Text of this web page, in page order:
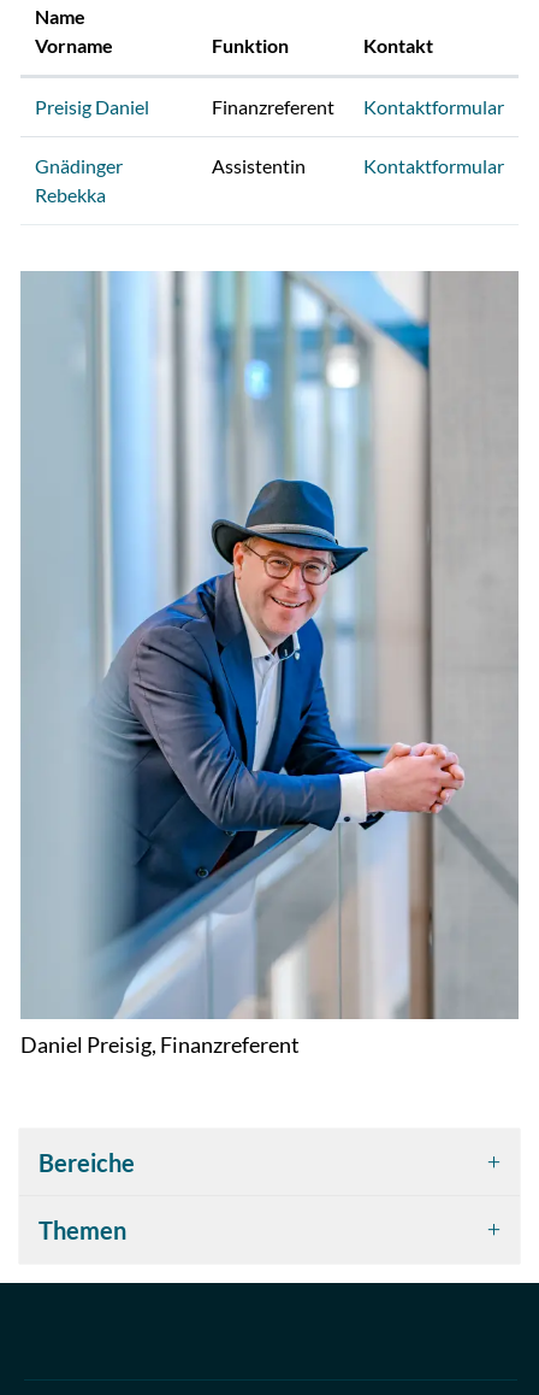
Name
Vorname
Funktion Kontakt
Preisig Daniel Finanzreferent Kontaktformular
Gnädinger
Rebekka
Assistentin Kontaktformular
Daniel Preisig, Finanzreferent
Bereiche
Themen